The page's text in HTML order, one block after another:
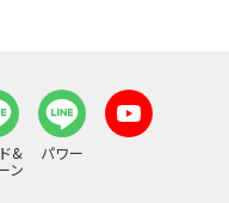
&
ン
パワー